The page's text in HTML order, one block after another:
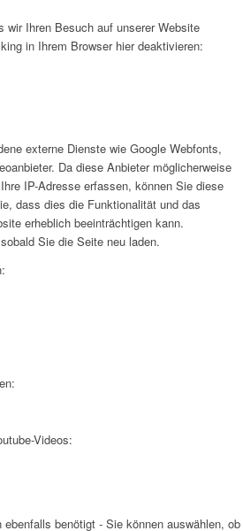
wir Ihren Besuch auf unserer Website
in Ihrem Browser hier deaktivieren:
externe Dienste wie Google Webfonts,
Da diese Anbieter möglicherweise
IP-Adresse erfassen, können Sie diese
dass dies die Funktionalität und das
erheblich beeinträchtigen kann.
Sie die Seite neu laden.
Videos:
ebenfalls benötigt - Sie können auswählen, ob